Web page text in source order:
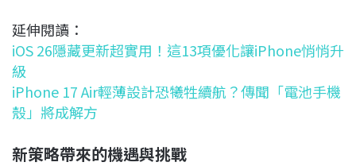
延伸閱讀：
iOS 26隱藏更新超實用！這13項優化讓iPhone悄悄升
級
iPhone 17 Air輕薄設計恐犧牲續航？傳聞「電池手機
殼」將成解方
新策略帶來的機遇與挑戰